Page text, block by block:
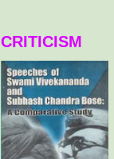
CRITICISM